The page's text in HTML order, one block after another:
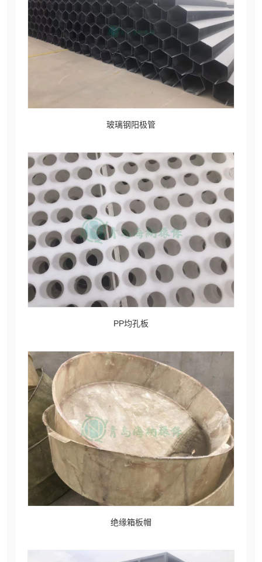
玻璃钢阳极管
PP均孔板
绝缘箱板帽